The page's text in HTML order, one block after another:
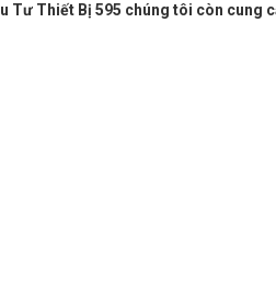
Tư Thiết Bị 595 chúng tôi còn cung